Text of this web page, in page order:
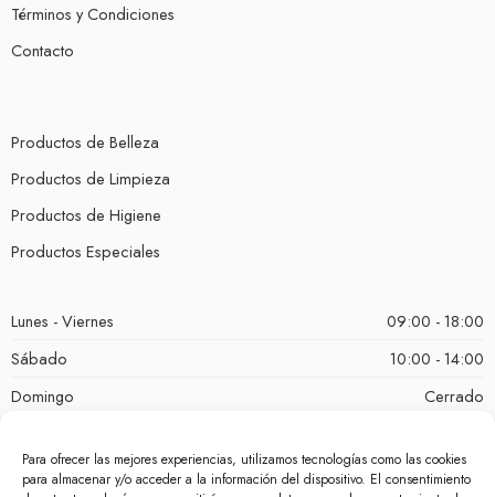
Para ofrecer las mejores experiencias, utilizamos tecnologías como las cookies
para almacenar y/o acceder a la información del dispositivo. El consentimiento
Términos y Condiciones
Contacto
Productos de Belleza
Productos de Limpieza
Productos de Higiene
Productos Especiales
Lunes - Viernes
09:00 - 18:00
Sábado
10:00 - 14:00
Domingo
Cerrado